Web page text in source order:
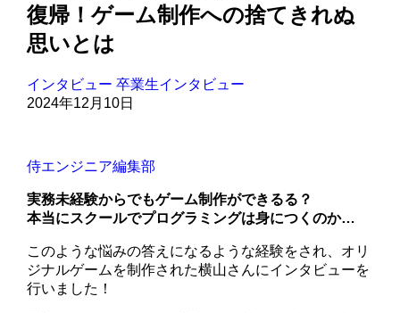
復帰！ゲーム制作への捨てきれぬ
思いとは
インタビュー卒業生インタビュー
2024年12月10日
侍エンジニア編集部
実務未経験からでもゲーム制作ができるる？
本当にスクールでプログラミングは身につくのか…
このような悩みの答えになるような経験をされ、オリ
ジナルゲームを制作された横山さんにインタビューを
行いました！